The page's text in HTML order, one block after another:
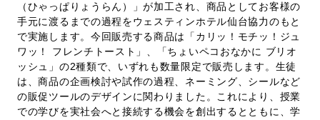
（ひゃっぱりょうらん）」が加工され、商品としてお客様の
手元に渡るまでの過程をウェスティンホテル仙台協力のもと
で実施します。今回販売する商品は「カリッ！モチッ！ジュ
ワッ！ フレンチトースト」、「ちょいペコおなかに ブリオ
ッシュ」の2種類で、いずれも数量限定で販売します。生徒
は、商品の企画検討や試作の過程、ネーミング、シールなど
の販促ツールのデザインに関わりました。これにより、授業
での学びを実社会へと接続する機会を創出するとともに、学